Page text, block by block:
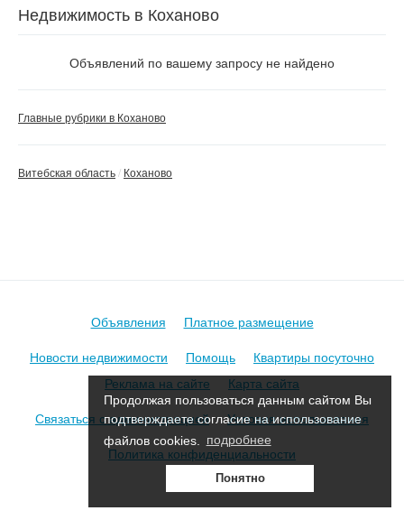
Продолжая пользоваться данным сайтом Вы
подтверждаете согласие на использование
файлов cookies.
подробнее
Понятно
Недвижимость в Коханово
Объявлений по вашему запросу не найдено
Главные рубрики в Коханово
Витебская область Коханово
Объявления
Платное размещение
Новости недвижимости
Помощь
Квартиры посуточно
Реклама на сайте
Карта сайта
Связаться с администрацией
Условия использования
Политика конфиденциальности